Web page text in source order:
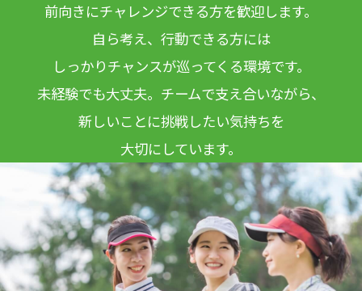
前向きにチャレンジできる方を歓迎します。
自ら考え、行動できる方には
しっかりチャンスが巡ってくる環境です。
未経験でも大丈夫。チームで支え合いながら、
新しいことに挑戦したい気持ちを
大切にしています。